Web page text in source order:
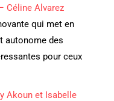
Céline Alvarez
qui met en
autonome des
pour ceux
Akoun et Isabelle